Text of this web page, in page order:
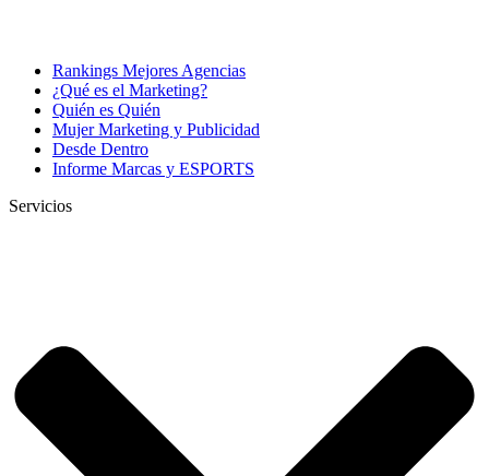
Rankings Mejores Agencias
¿Qué es el Marketing?
Quién es Quién
Mujer Marketing y Publicidad
Desde Dentro
Informe Marcas y ESPORTS
Servicios